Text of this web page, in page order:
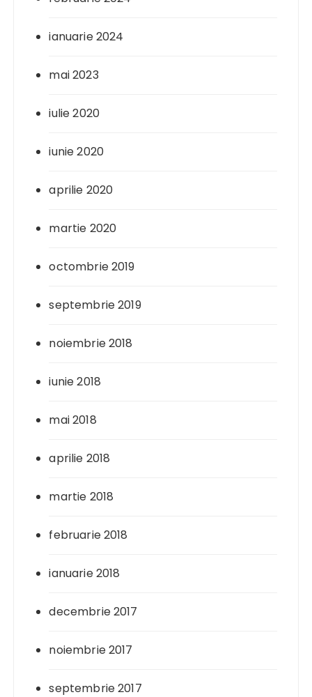
ianuarie 2024
mai 2023
iulie 2020
iunie 2020
aprilie 2020
martie 2020
octombrie 2019
septembrie 2019
noiembrie 2018
iunie 2018
mai 2018
aprilie 2018
martie 2018
februarie 2018
ianuarie 2018
decembrie 2017
noiembrie 2017
septembrie 2017